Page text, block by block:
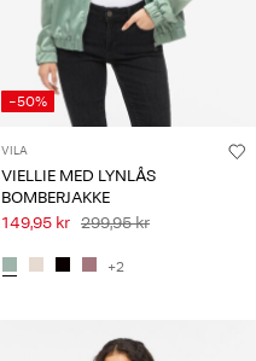
-50%
VILA
VIELLIE MED LYNLÅS
BOMBERJAKKE
149,95 kr 299,95 kr
+2